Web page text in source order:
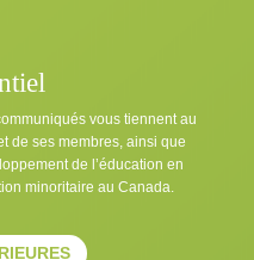
vous tiennent au
de ses membres, ainsi que
de l’éducation en
minoritaire au Canada.